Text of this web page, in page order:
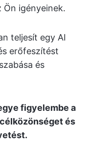
Ön igényeinek.
teljesít egy AI
erőfeszítést
és
figyelembe a
és